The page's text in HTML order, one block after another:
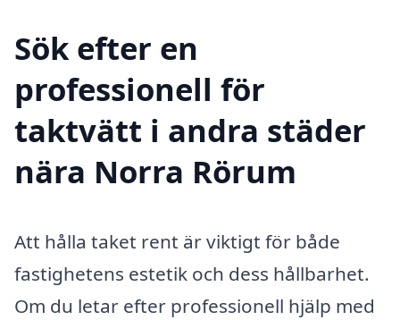
Sök efter en
professionell för
taktvätt i andra städer
nära Norra Rörum
Att hålla taket rent är viktigt för både
fastighetens estetik och dess hållbarhet.
Om du letar efter professionell hjälp med